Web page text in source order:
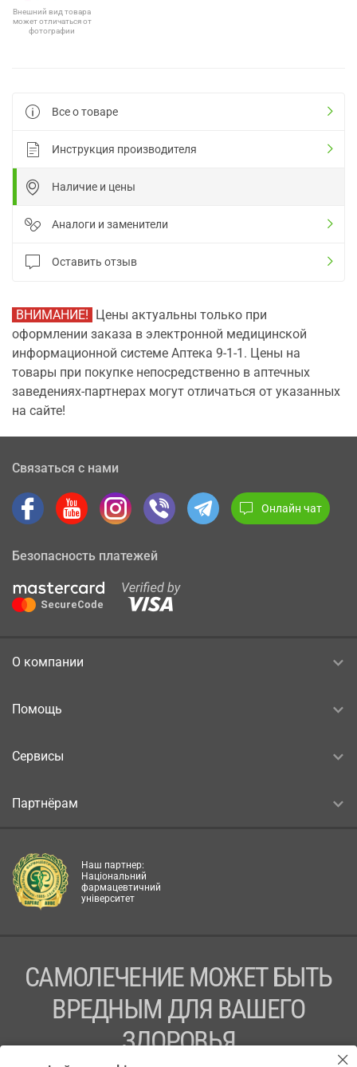
Внешний вид товара
может отличаться от
фотографии
Все о товаре
Инструкция производителя
Наличие и цены
Аналоги и заменители
Оставить отзыв
ВНИМАНИЕ! Цены актуальны только при
оформлении заказа в электронной медицинской
информационной системе Аптека 9-1-1. Цены на
товары при покупке непосредственно в аптечных
заведениях-партнерах могут отличаться от указанных
на сайте!
Связаться с нами
Онлайн чат
Безопасность платежей
О компании
Помощь
Сервисы
Партнёрам
Наш партнер:
Національний
фармацевтичний
університет
САМОЛЕЧЕНИЕ МОЖЕТ БЫТЬ
ВРЕДНЫМ ДЛЯ ВАШЕГО
ЗДОРОВЬЯ